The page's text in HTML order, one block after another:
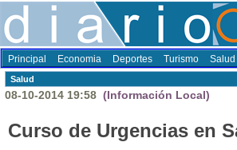
Principal Economia Deportes Turismo Salud
Salud
08-10-2014 19:58 (Información Local)
Curso de Urgencias en